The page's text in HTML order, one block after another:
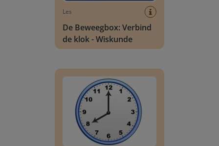
Les
De Beweegbox: Verbind
de klok - Wiskunde